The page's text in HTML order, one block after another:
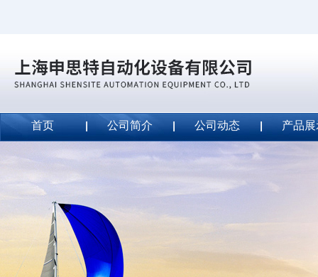
首页 公司简介 公司动态 产品